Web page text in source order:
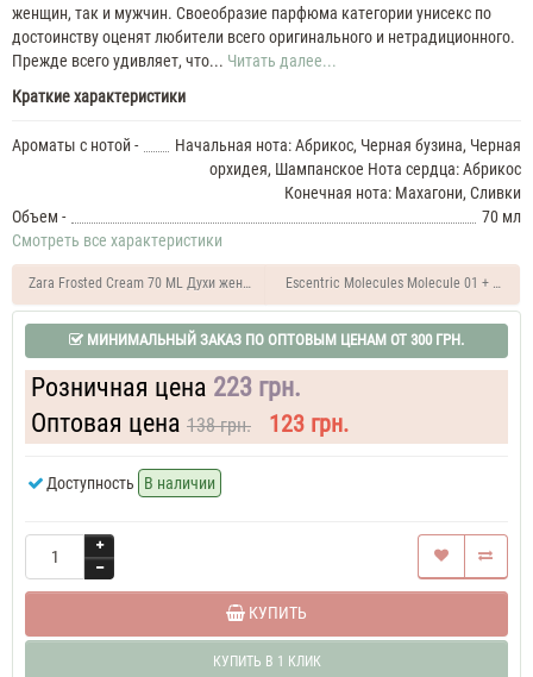
Molecule
090.09
35
Духи
Pink
37
ML
Духи
Pink
Molecule
090.09
ML
Парфюм
Pink
090.09
ML
унисекс
женщин, так и мужчин. Своеобразие парфюма категории унисекс по
достоинству оценят любители всего оригинального и нетрадиционного.
Прежде всего удивляет, что... Читать далее...
Краткие характеристики
Ароматы с нотой -
Начальная нота: Абрикос, Черная бузина, Черная
орхидея, Шампанское Нота сердца: Абрикос
Конечная нота: Махагони, Сливки
Объем -
70 мл
Смотреть все характеристики
Zara Frosted Cream 70 ML Духи женские Escentric Molecules Molecule 01 +
МИНИМАЛЬНЫЙ ЗАКАЗ ПО ОПТОВЫМ ЦЕНАМ ОТ 300 ГРН.
Розничная цена 223 грн.
Оптовая цена 138 грн. 123 грн.
Доступность В наличии
КУПИТЬ
КУПИТЬ В 1 КЛИК